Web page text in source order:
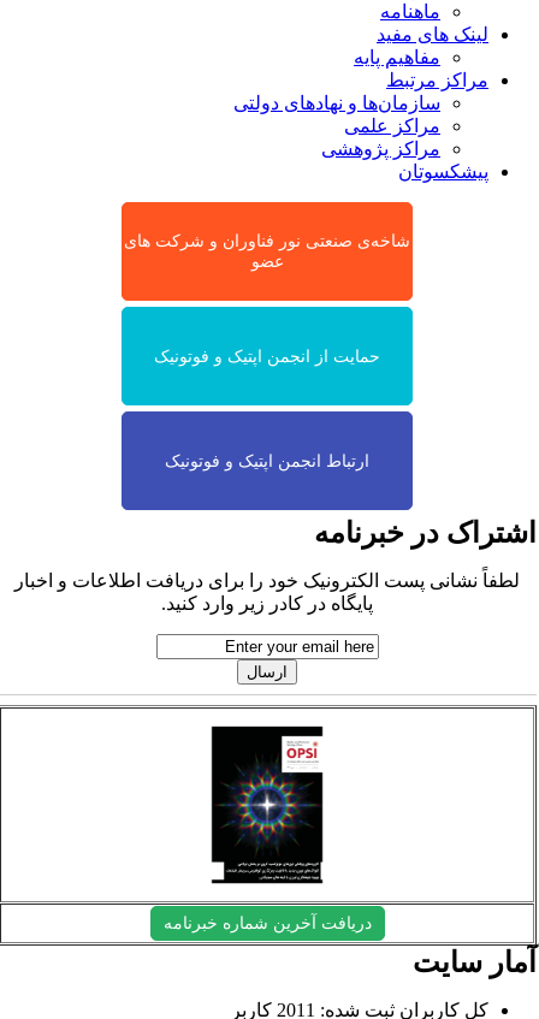
ماهنامه
لینک های مفید
مفاهیم پایه
مراکز مرتبط
سازمان‌ها و نهادهای دولتی
مراکز علمی
مراکز پژوهشی
پیشکسوتان
شاخه‌ی صنعتی نور فناوران و شرکت های
عضو
حمایت از انجمن اپتیک و فوتونیک
ارتباط انجمن اپتیک و فوتونیک
در خبرنامه
لطفاً نشانی پست الکترونیک خود را برای دریافت اطلاعات و اخبار
پایگاه در کادر زیر وارد کنید.
دریافت آخرین شماره خبرنامه
سایت
کل کاربران ثبت شده: 2011 کاربر